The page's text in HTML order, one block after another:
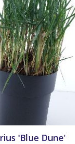
'Blue Dune'